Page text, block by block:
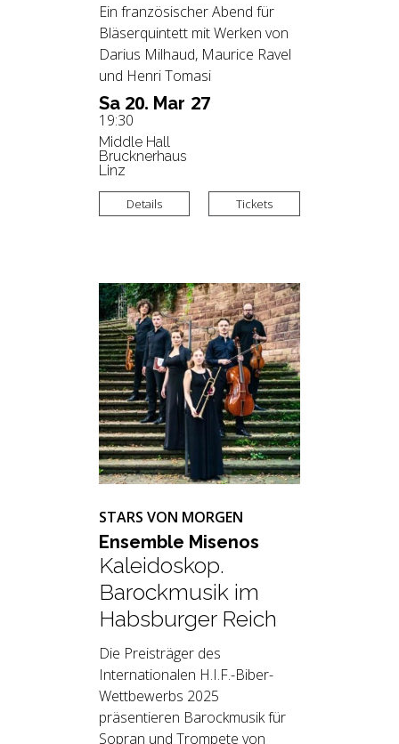
Sa 20. Mar 27
19:30
Middle Hall
Brucknerhaus
Linz
Ein französischer Abend für
Bläserquintett mit Werken von
Darius Milhaud, Maurice Ravel
und Henri Tomasi
Details Tickets
STARS VON MORGEN
En­sem­ble Mi­se­nos
Kaleidoskop.
Barockmusik im
Habsburger Reich
Die Preisträger des
Internationalen H.I.F.-Biber-
Wettbewerbs 2025
präsentieren Barockmusik für
Sopran und Trompete von